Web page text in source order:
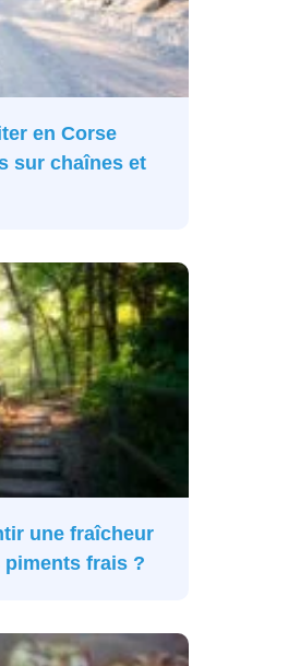
en Corse
sur chaînes et
une fraîcheur
piments frais ?